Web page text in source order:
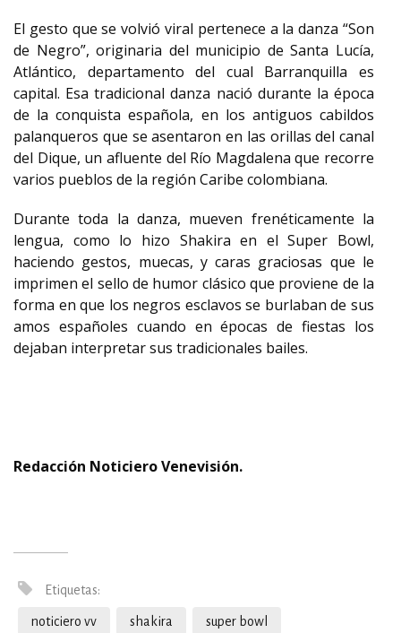
El gesto que se volvió viral pertenece a la danza “Son
de Negro”, originaria del municipio de Santa Lucía,
Atlántico, departamento del cual Barranquilla es
capital. Esa tradicional danza nació durante la época
de la conquista española, en los antiguos cabildos
palanqueros que se asentaron en las orillas del canal
del Dique, un afluente del Río Magdalena que recorre
varios pueblos de la región Caribe colombiana.
Durante toda la danza, mueven frenéticamente la
lengua, como lo hizo Shakira en el Super Bowl,
haciendo gestos, muecas, y caras graciosas que le
imprimen el sello de humor clásico que proviene de la
forma en que los negros esclavos se burlaban de sus
amos españoles cuando en épocas de fiestas los
dejaban interpretar sus tradicionales bailes.
Redacción Noticiero Venevisión.
Etiquetas:
noticiero vv shakira super bowl